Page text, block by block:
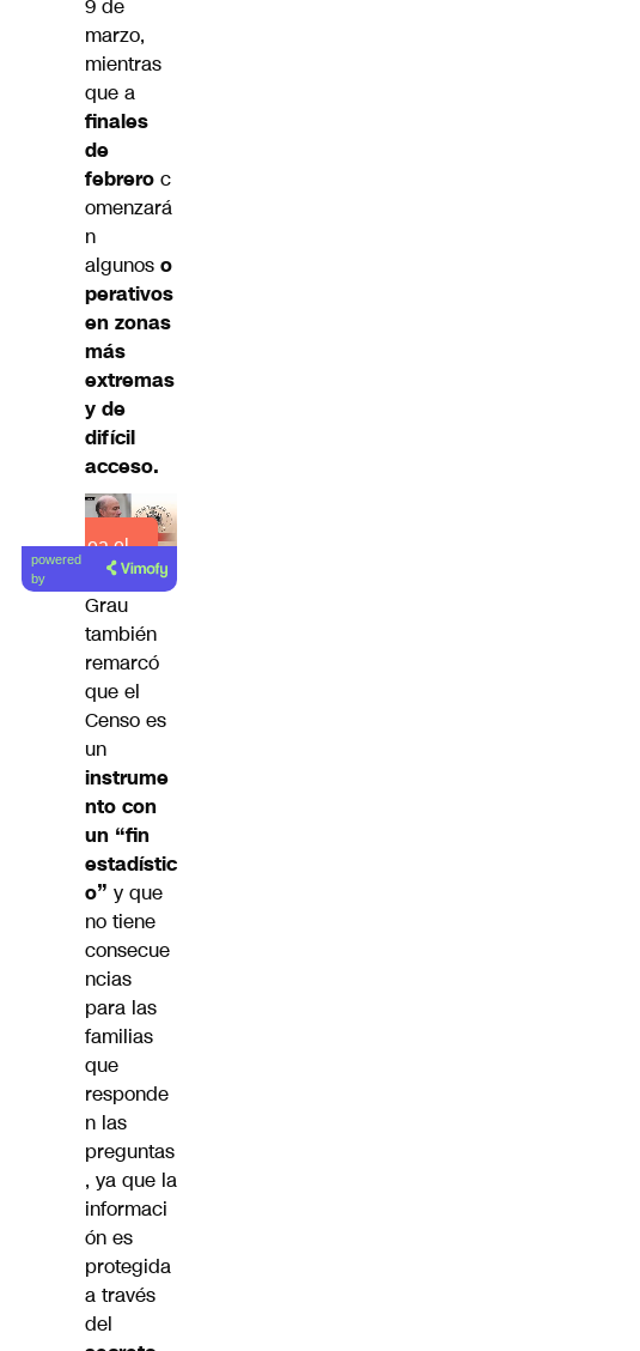
9 de
marzo,
mientras
que a
finales
de
febrero c
omenzará
n
algunos o
perativos
en zonas
más
extremas
y de
difícil
acceso.
Lea el
artículo
powered
by
Grau
también
remarcó
que el
Censo es
un
instrume
nto con
un “fin
estadístic
o” y que
no tiene
consecue
ncias
para las
familias
que
responde
n las
preguntas
, ya que la
informaci
ón es
protegida
a través
del